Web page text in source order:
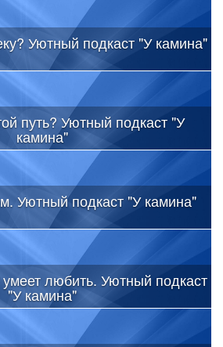
Уютный подкаст "У камина"
путь? Уютный подкаст "У
камина"
Уютный подкаст "У камина"
любить. Уютный подкаст
"У камина"